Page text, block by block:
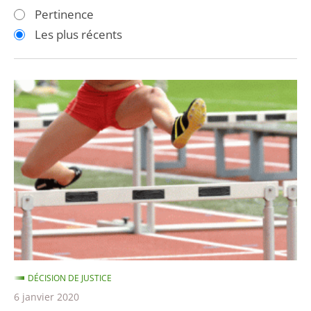
les
filtres
après
les
filtres
avant
Pertinence
Les plus récents
Le
Conseil
d’État
rejette
le
recours
de
l’athlète
Ophélie
Claude-
Boxberger
contre
DÉCISION DE JUSTICE
6 janvier 2020